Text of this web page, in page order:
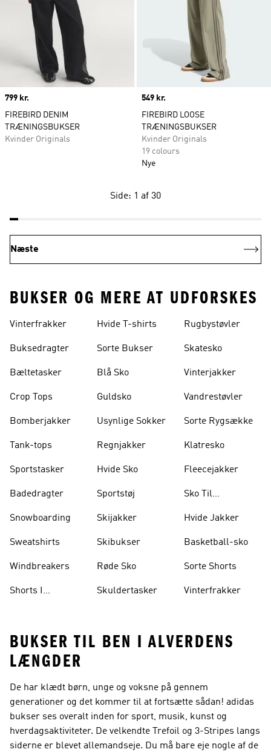
Price
799 kr.
FIREBIRD DENIM
TRÆNINGSBUKSER
Kvinder Originals
Price
549 kr.
FIREBIRD LOOSE
TRÆNINGSBUKSER
Kvinder Originals
19 colours
Nye
Side: 1 af 30
Næste
BUKSER OG MERE AT UDFORSKES
Vinterfrakker
Buksedragter
Bæltetasker
Crop Tops
Bomberjakker
Tank-tops
Sportstasker
Badedragter
Snowboarding
Sweatshirts
Windbreakers
Shorts I
Hvide T-shirts
Sorte Bukser
Blå Sko
Guldsko
Usynlige Sokker
Regnjakker
Hvide Sko
Sportstøj
Skijakker
Skibukser
Røde Sko
Skuldertasker
Rugbystøvler
Skatesko
Vinterjakker
Vandrestøvler
Sorte Rygsække
Klatresko
Fleecejakker
Sko Til
Hvide Jakker
Basketball-sko
Sorte Shorts
Vinterfrakker
BUKSER TIL BEN I ALVERDENS
LÆNGDER
De har klædt børn, unge og voksne på gennem
generationer og det kommer til at fortsætte sådan! adidas
bukser ses overalt inden for sport, musik, kunst og
hverdagsaktiviteter. De velkendte Trefoil og 3-Stripes langs
siderne er blevet allemandseje. Du må bare eje nogle af de